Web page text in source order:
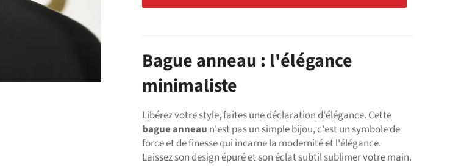
Bague anneau : l'élégance
minimaliste
Libérez votre style, faites une déclaration d'élégance. Cette
bague anneau n'est pas un simple bijou, c'est un symbole de
force et de finesse qui incarne la modernité et l'élégance.
Laissez son design épuré et son éclat subtil sublimer votre main.